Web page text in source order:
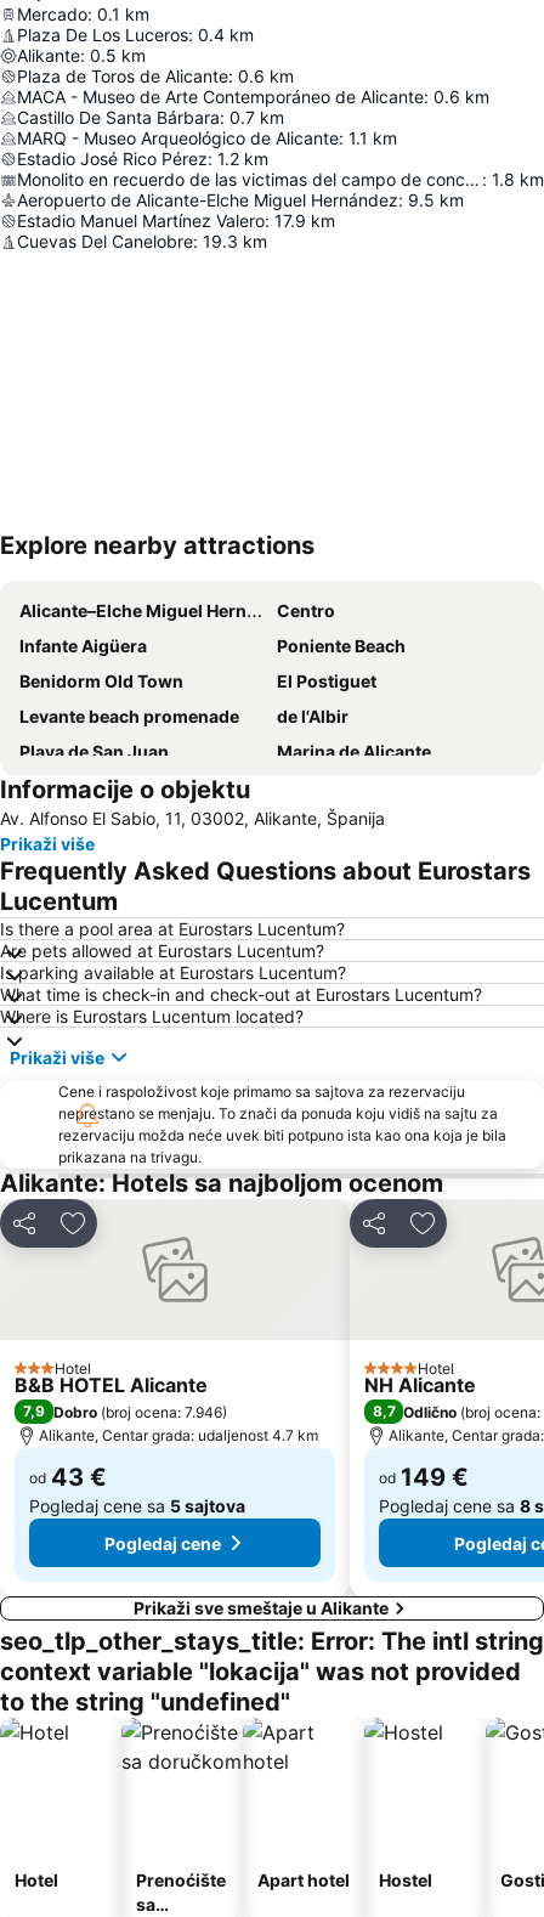
Mercado: 0.1 km
Plaza De Los Luceros: 0.4 km
Alikante: 0.5 km
Plaza de Toros de Alicante: 0.6 km
MACA - Museo de Arte Contemporáneo de Alicante: 0.6 km
Castillo De Santa Bárbara: 0.7 km
MARQ - Museo Arqueológico de Alicante: 1.1 km
Estadio José Rico Pérez: 1.2 km
Monolito en recuerdo de las victimas del campo de concentración de Los Almendros : 1.8 km
Aeropuerto de Alicante-Elche Miguel Hernández: 9.5 km
Estadio Manuel Martínez Valero: 17.9 km
Cuevas Del Canelobre: 19.3 km
Explore nearby attractions
Alicante–Elche Miguel Hernández Airport
Centro
Infante Aigüera
Poniente Beach
Benidorm Old Town
El Postiguet
Levante beach promenade
de l'Albir
Playa de San Juan
Marina de Alicante
San Antón
Ciutat
Casco Antiguo-Santa Cruz
Puerto de Alicante
Carolinas Altas
Ciudad Jardín
del Saladar - Urbanova
Varadero
Levante
Puerto de Santa Pola
Platja de La Cala de Finestrat
Playa del Levante
Altea beach
Informacije o objektu
Av. Alfonso El Sabio, 11, 03002, Alikante, Španija
Prikaži više
Frequently Asked Questions about Eurostars
Lucentum
Is there a pool area at Eurostars Lucentum?
Are pets allowed at Eurostars Lucentum?
Is parking available at Eurostars Lucentum?
What time is check-in and check-out at Eurostars Lucentum?
Where is Eurostars Lucentum located?
Prikaži više
Cene i raspoloživost koje primamo sa sajtova za rezervaciju
neprestano se menjaju. To znači da ponuda koju vidiš na sajtu za
rezervaciju možda neće uvek biti potpuno ista kao ona koja je bila
prikazana na trivagu.
Alikante: Hotels sa najboljom ocenom
Deli Dodati u favorite
3 Zvezdice
Hotel
B&B HOTEL Alicante
7,9 Dobro (broj ocena: 7.946)
Alikante, Centar grada: udaljenost 4.7 km
od 43 €
Pogledaj cene sa 5 sajtova
Pogledaj cene
Deli Dodati u
4 Zvezdice
Hotel
NH Alicante
8,7 Odlično (broj ocena:
Alikante, Centar
od 149 €
Pogledaj cene sa 8
Pogledaj
Prikaži sve smeštaje u Alikante
seo_tlp_other_stays_title: Error: The intl string
context variable "lokacija" was not provided
to the string "undefined"
Hotel
Prenoćište
sa
Apart hotel Hostel